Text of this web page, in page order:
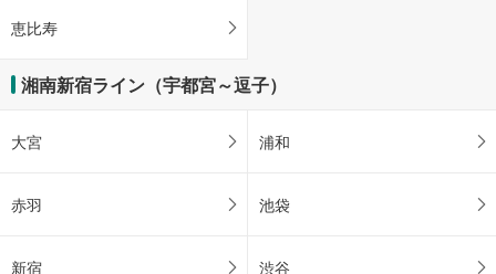
恵比寿
湘南新宿ライン（宇都宮～逗子）
大宮 浦和
赤羽 池袋
新宿 渋谷